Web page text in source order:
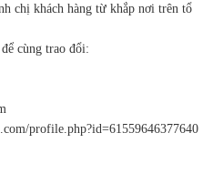
chị khách hàng từ khắp nơi trên tổ
cùng trao đổi:
profile.php?id=61559646377640